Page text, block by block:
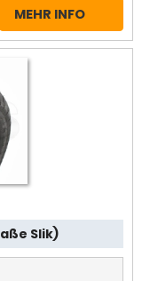
MEHR INFO
Slik)